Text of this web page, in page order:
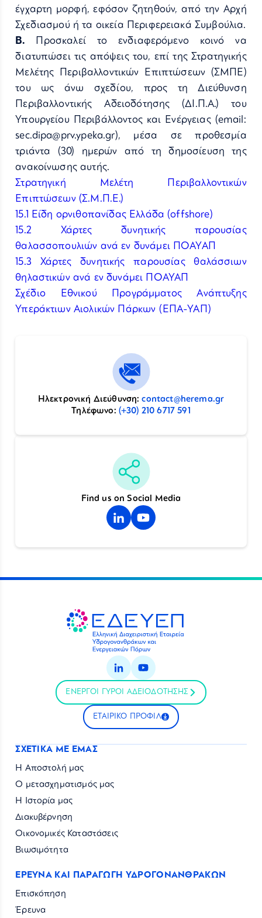
έγχαρτη μορφή, εφόσον ζητηθούν, από την Αρχή
Σχεδιασμού ή τα οικεία Περιφερειακά Συμβούλια.
Β. Προσκαλεί το ενδιαφερόμενο κοινό να
διατυπώσει τις απόψεις του, επί της Στρατηγικής
Μελέτης Περιβαλλοντικών Επιπτώσεων (ΣΜΠΕ)
του ως άνω σχεδίου, προς τη Διεύθυνση
Περιβαλλοντικής Αδειοδότησης (ΔΙ.Π.Α.) του
Υπουργείου Περιβάλλοντος και Ενέργειας (email:
sec.dipa@prv.ypeka.gr), μέσα σε προθεσμία
τριάντα (30) ημερών από τη δημοσίευση της
ανακοίνωσης αυτής.
Στρατηγική Mελέτη Περιβαλλοντικών
Επιπτώσεων (Σ.Μ.Π.Ε.)
15.1 Είδη ορνιθοπανίδας Ελλάδα (offshore)
15.2 Χάρτες δυνητικής παρουσίας
θαλασσοπουλιών ανά εν δυνάμει ΠΟΑΥΑΠ
15.3 Χάρτες δυνητικής παρουσίας θαλάσσιων
θηλαστικών ανά εν δυνάμει ΠΟΑΥΑΠ
Σχέδιο Εθνικού Προγράμματος Ανάπτυξης
Υπεράκτιων Αιολικών Πάρκων (ΕΠΑ-ΥΑΠ)
Ηλεκτρονική Διεύθυνση:contact@herema.gr
Τηλέφωνο: (+30) 210 6717 591
Find us on Social Media
ΕΝΕΡΓΟΙ ΓΥΡΟΙ ΑΔΕΙΟΔΟΤΗΣΗΣ
ΕΤΑΙΡΙΚΟ ΠΡΟΦΙΛ
ΣΧΕΤΙΚΑ ΜΕ ΕΜΑΣ
Η Αποστολή μας
Ο μετασχηματισμός μας
Η Ιστορία μας
Διακυβέρνηση
Οικονομικές Καταστάσεις
Βιωσιμότητα
ΕΡΕΥΝΑ ΚΑΙ ΠΑΡΑΓΩΓΗ ΥΔΡΟΓΟΝΑΝΘΡΑΚΩΝ
Επισκόπηση
Έρευνα